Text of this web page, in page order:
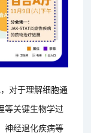
对于理解细胞通
等关键生物学过
神经退化疾病等